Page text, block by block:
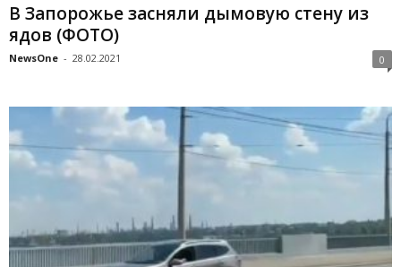
В Запорожье засняли дымовую стену из
ядов (ФОТО)
NewsOne - 28.02.2021 0